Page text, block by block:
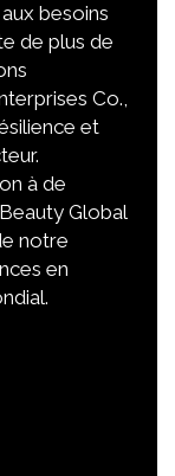
besoins
de plus de
Co.,
et
à de
Global
notre
en